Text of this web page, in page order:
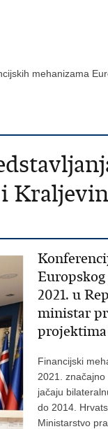
mehanizama
2021. u
ministar
projektima
Financijski
2021.
jačaju
do 2014.
Ministarstvo